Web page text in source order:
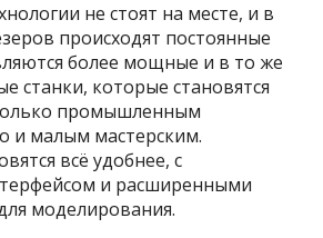
не стоят на месте, и в
происходят постоянные
более мощные и в то же
станки, которые становятся
промышленным
и малым мастерским.
всё удобнее, с
и расширенными
моделирования.